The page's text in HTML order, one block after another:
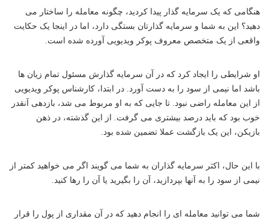
هنگامی که یک سرمایه گذار پیدا کردید، چگونه معامله را ساختار می
دهید؟ این به شما و سرمایه گذارتان بستگی دارد، اما در اینجا یک حکایت
واقعی از یک متخصص معروف پوکر ویدیویی آورده شده است.
او شرایطی را ایجاد کرد که در آن سرمایه گذارش مسئول تمام زیان ها
باشد اما نیمی از سود را به دست آورد. در ابتدا، کارشناس پوکر ویدیویی
از این معامله راضی نبود. تا جایی که به او مربوط می شد، بازدهی آنقدر
خوب بود که باید درصد بیشتری می گرفت. از این گذشته، در ذهن
بازیکن، این یک بازگشت عملا تضمین شده بود.
با این حال، اکثر سرمایه گذاران به شما می گویند اگر می خواهید کمتر از
نیمی از سود را به آنها بپردازید، آن را بگیرید یا آن را رها کنید.
شما می توانید معامله ای را انجام دهید که در آن مقداری از پول را قرار